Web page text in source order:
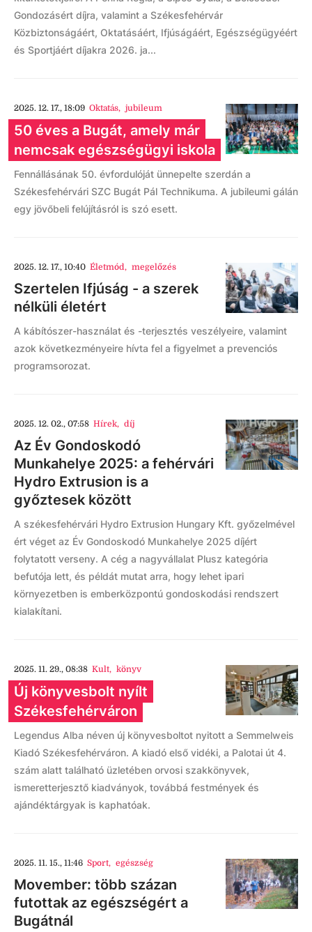
Gondozásért díjra, valamint a Székesfehérvár
Közbiztonságáért, Oktatásáért, Ifjúságáért, Egészségügyéért
és Sportjáért díjakra 2026. ja...
2025. 12. 17., 18:09 Oktatás, jubileum
50 éves a Bugát, amely már
nemcsak egészségügyi iskola
Fennállásának 50. évfordulóját ünnepelte szerdán a
Székesfehérvári SZC Bugát Pál Technikuma. A jubileumi gálán
egy jövőbeli felújításról is szó esett.
2025. 12. 17., 10:40 Életmód, megelőzés
Szertelen Ifjúság - a szerek
nélküli életért
A kábítószer-használat és -terjesztés veszélyeire, valamint
azok következményeire hívta fel a figyelmet a prevenciós
programsorozat.
2025. 12. 02., 07:58 Hírek, díj
Az Év Gondoskodó
Munkahelye 2025: a fehérvári
Hydro Extrusion is a
győztesek között
A székesfehérvári Hydro Extrusion Hungary Kft. győzelmével
ért véget az Év Gondoskodó Munkahelye 2025 díjért
folytatott verseny. A cég a nagyvállalat Plusz kategória
befutója lett, és példát mutat arra, hogy lehet ipari
környezetben is emberközpontú gondoskodási rendszert
kialakítani.
2025. 11. 29., 08:38 Kult, könyv
Új könyvesbolt nyílt
Székesfehérváron
Legendus Alba néven új könyvesboltot nyitott a Semmelweis
Kiadó Székesfehérváron. A kiadó első vidéki, a Palotai út 4.
szám alatt található üzletében orvosi szakkönyvek,
ismeretterjesztő kiadványok, továbbá festmények és
ajándéktárgyak is kaphatóak.
2025. 11. 15., 11:46 Sport, egészség
Movember: több százan
futottak az egészségért a
Bugátnál